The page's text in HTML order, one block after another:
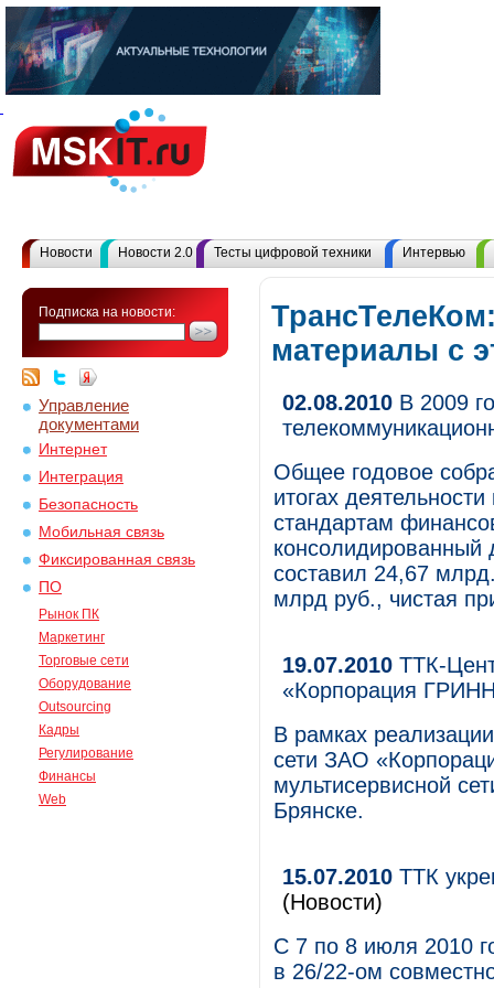
Новости Новости 2.0 Тесты цифровой техники Интервью
Подписка на новости:
Управление
документами
Интернет
Интеграция
Безопасность
Мобильная связь
Фиксированная связь
ПО
Рынок ПК
Маркетинг
Торговые сети
Оборудование
Outsourcing
Кадры
Регулирование
Финансы
Web
материалы с
02.08.2010 В 2009
Общее годовое
итогах
стандартам
составил 24,67
млрд руб., чистая
19.07.2010 ТТК-
«Корпорация
В рамках
сети ЗАО
мультисервисной
Брянске.
15.07.2010 ТТК
(Новости)
С 7 по 8 июля 2010
в 26/22-ом